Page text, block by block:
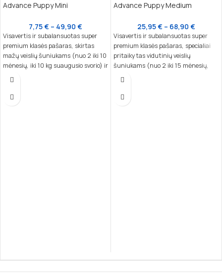
Advance Puppy Mini
7,75€ – 49,90 €
Visavertis ir subalansuotas super
premium klasės pašaras, skirtas
mažų veislių šuniukams (nuo 2 iki 10
mėnesių, iki 10 kg suaugusio svorio) ir
laktuojančioms kalėms. Šis pašaras
šuniukų poreikius, užtikrinant jų
Advance Puppy Medium
25,95€ – 68,90 €
Visavertis ir subalansuotas super
premium klasės pašaras, specialiai
pritaikytas vidutinių veislių
šuniukams (nuo 2 iki 15 mėnesių,
10–30 kg suaugusio svorio) ir
užtikrina tinkamą kaulų, imuninės ir